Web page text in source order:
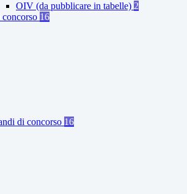
OIV (da pubblicare in tabelle) 2
16
di concorso 16